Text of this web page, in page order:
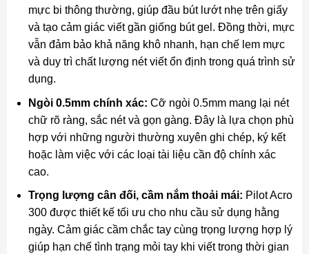
mực bi thông thường, giúp đầu bút lướt nhẹ trên giấy
và tạo cảm giác viết gần giống bút gel. Đồng thời, mực
vẫn đảm bảo khả năng khô nhanh, hạn chế lem mực
và duy trì chất lượng nét viết ổn định trong quá trình sử
dụng.
Ngòi 0.5mm chính xác: Cỡ ngòi 0.5mm mang lại nét
chữ rõ ràng, sắc nét và gọn gàng. Đây là lựa chọn phù
hợp với những người thường xuyên ghi chép, ký kết
hoặc làm việc với các loại tài liệu cần độ chính xác
cao.
Trọng lượng cân đối, cầm nắm thoải mái: Pilot Acro
300 được thiết kế tối ưu cho nhu cầu sử dụng hằng
ngày. Cảm giác cầm chắc tay cùng trọng lượng hợp lý
giúp hạn chế tình trạng mỏi tay khi viết trong thời gian